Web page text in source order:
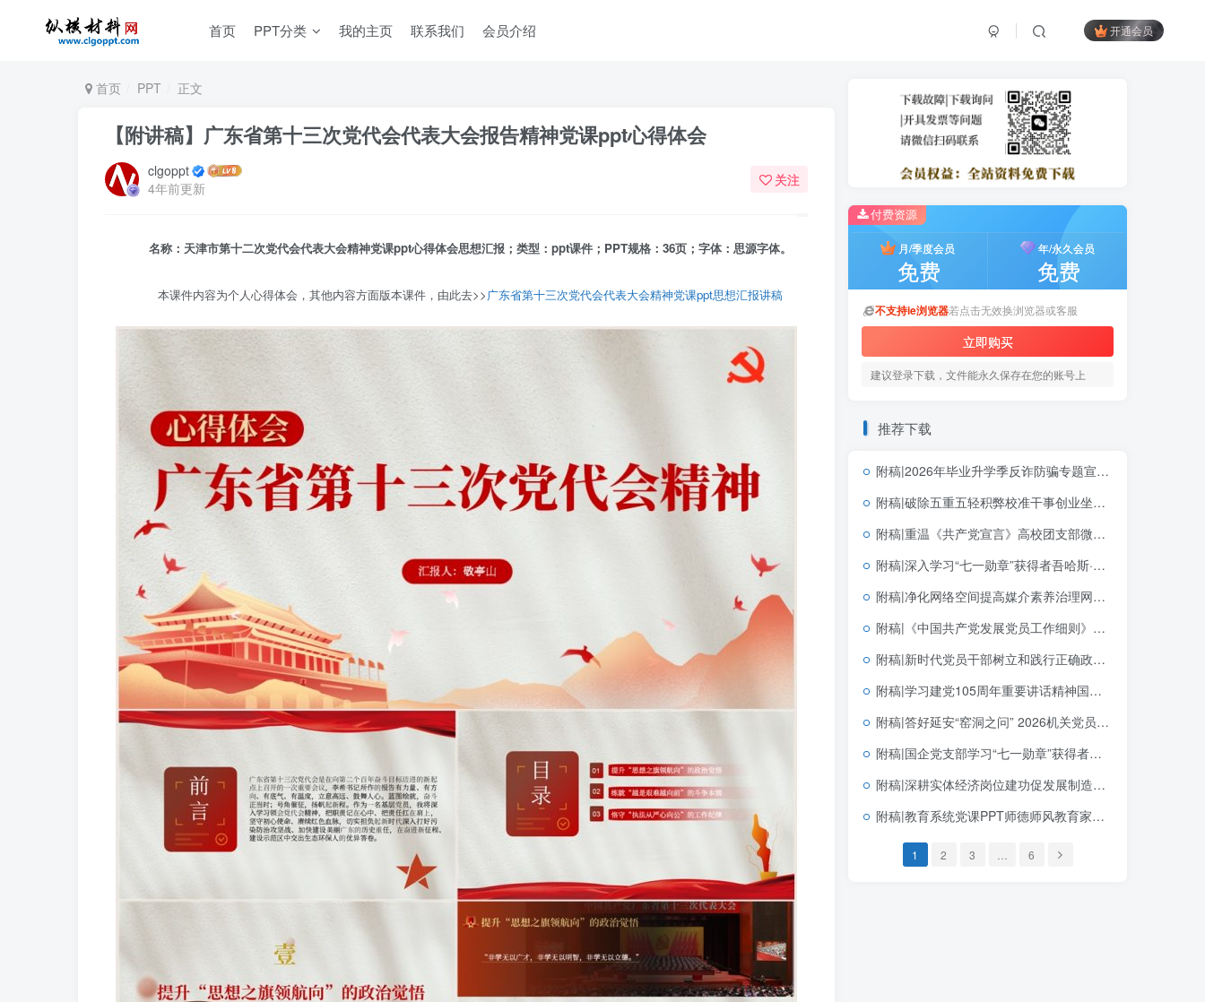
首页 PPT分类 我的主页 联系我们 会员介绍 开通会员
首页 PPT 正文
【附讲稿】广东省第十三次党代会代表大会报告精神党课ppt心得体会
clgoppt
4年前更新
关注
名称：天津市第十二次党代会代表大会精神党课ppt心得体会思想汇报；类型：ppt课件；PPT规格：36页；字体：思源字体。
本课件内容为个人心得体会，其他内容方面版本课件，由此去>>广东省第十三次党代会代表大会精神党课ppt思想汇报讲稿
付费资源
月/季度会员
免费
年/永久会员
免费
不支持ie浏览器若点击无效换浏览器或客服
立即购买
建议登录下载，文件能永久保存在您的账号上
推荐下载
附稿|2026年毕业升学季反诈防骗专题宣讲讲座PPT课件大学生防范电信诈骗主题班会幻灯片
附稿|破除五重五轻积弊校准干事创业坐标2026年学习教育主题党课PPT模板
附稿|重温《共产党宣言》高校团支部微型团课PPT下载
附稿|深入学习“七一勋章”获得者吾哈斯·苏来曼同志先进事迹PPT模板下载
附稿|净化网络空间提高媒介素养治理网络乱象青少年思政宣讲PPT课件模板共建清朗网络空间主题班会幻灯片
附稿|《中国共产党发展党员工作细则》解读2026年支部微党课ppt模板
附稿|新时代党员干部树立和践行正确政绩观2026学习教育党课PPT课件
附稿|学习建党105周年重要讲话精神国企党支部党课PPT课件下载
附稿|答好延安“窑洞之问” 2026机关党员干部专题党课PPT下载
附稿|国企党支部学习“七一勋章”获得者钟掘先进事迹党课PPT课件下载
附稿|深耕实体经济岗位建功促发展制造业企业青年员工团课宣讲含完整文稿PPT下载
附稿|教育系统党课PPT师德师风教育家精神课件下载
1 2 3 6